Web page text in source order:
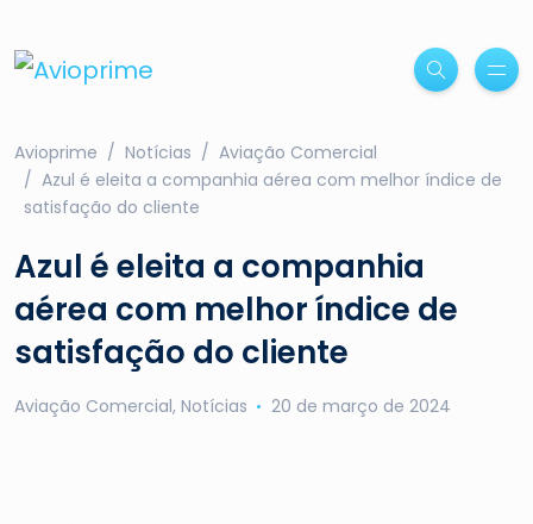
Avioprime Notícias
Aviação Comercial
Azul é eleita a companhia aérea com melhor índice de
satisfação do cliente
Azul é eleita a companhia
aérea com melhor índice de
satisfação do cliente
Aviação Comercial, Notícias 20 de março de 2024